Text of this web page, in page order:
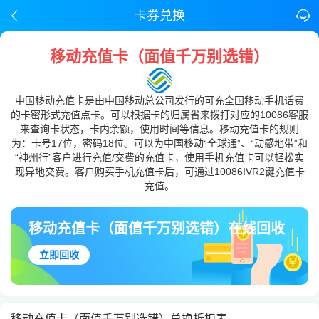
卡券兑换
移动充值卡（面值千万别选错）
中国移动充值卡是由中国移动总公司发行的可充全国移动手机话费
的卡密形式充值点卡。可以根据卡的归属省来拨打对应的10086客服
来查询卡状态，卡内余额，使用时间等信息。移动充值卡的规则
为：卡号17位，密码18位。可以为中国移动“全球通”、“动感地带”和
“神州行”客户进行充值/交费的充值卡，使用手机充值卡可以轻松实
现异地交费。客户购买手机充值卡后，可通过10086IVR2键充值卡
充值。
移动充值卡（面值千万别选错）在线回收
立即回收